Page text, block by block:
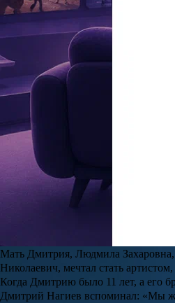
Актер, Ведущий, Продюсер,
Дата и место рождения:
Семейное положение:Алла
Биография
Реклама
Дмитрий Нагиев
Дмитрий Нагиев
Какие сериалы смотреть в
Последний месяц лета приготовил
«Спецназа: Львицы», а также
детектив «Фонари»,
Читать полностью
Мать Дмитрия, Людмила Захаровна,
Николаевич, мечтал стать
Когда Дмитрию было 11 лет, а его
Дмитрий Нагиев вспоминал: «Мы